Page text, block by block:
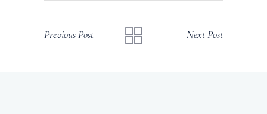
Previous Post Next Post